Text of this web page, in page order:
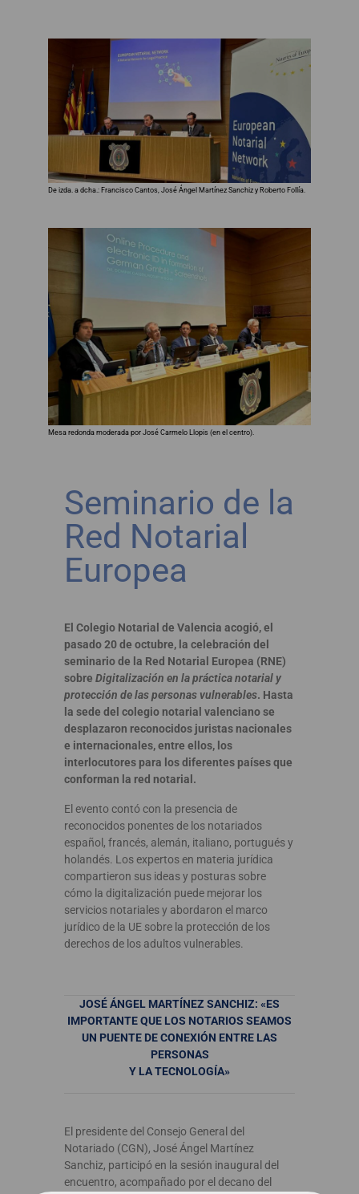
De izda. a dcha.: Francisco Cantos, José Ángel Martínez Sanchiz y Roberto Follía.
Mesa redonda moderada por José Carmelo Llopis (en el centro).
Seminario de la
Red Notarial
Europea
El Colegio Notarial de Valencia acogió, el
pasado 20 de octubre, la celebración del
seminario de la Red Notarial Europea (RNE)
sobre Digitalización en la práctica notarial y
protección de las personas vulnerables. Hasta
la sede del colegio notarial valenciano se
desplazaron reconocidos juristas nacionales
e internacionales, entre ellos, los
interlocutores para los diferentes países que
conforman la red notarial.
El evento contó con la presencia de
reconocidos ponentes de los notariados
español, francés, alemán, italiano, portugués y
holandés. Los expertos en materia jurídica
compartieron sus ideas y posturas sobre
cómo la digitalización puede mejorar los
servicios notariales y abordaron el marco
jurídico de la UE sobre la protección de los
derechos de los adultos vulnerables.
JOSÉ ÁNGEL MARTÍNEZ SANCHIZ: «ES
IMPORTANTE QUE LOS NOTARIOS SEAMOS
UN PUENTE DE CONEXIÓN ENTRE LAS
PERSONAS
Y LA TECNOLOGÍA»
El presidente del Consejo General del
Notariado (CGN), José Ángel Martínez
Sanchiz, participó en la sesión inaugural del
encuentro, acompañado por el decano del